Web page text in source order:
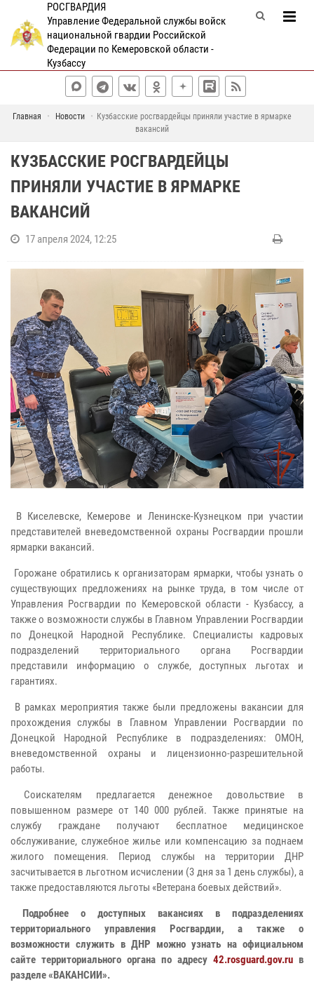
РОСГВАРДИЯ
Управление Федеральной службы войск
национальной гвардии Российской
Федерации по Кемеровской области -
Кузбассу
Главная Новости
Кузбасские росгвардейцы приняли участие в ярмарке
вакансий
КУЗБАССКИЕ РОСГВАРДЕЙЦЫ
ПРИНЯЛИ УЧАСТИЕ В ЯРМАРКЕ
ВАКАНСИЙ
17 апреля 2024, 12:25
В Киселевске, Кемерове и Ленинске-Кузнецком при участии
представителей вневедомственной охраны Росгвардии прошли
ярмарки вакансий.
Горожане обратились к организаторам ярмарки, чтобы узнать о
существующих предложениях на рынке труда, в том числе от
Управления Росгвардии по Кемеровской области - Кузбассу, а
также о возможности службы в Главном Управлении Росгвардии
по Донецкой Народной Республике. Специалисты кадровых
подразделений территориального органа Росгвардии
представили информацию о службе, доступных льготах и
гарантиях.
В рамках мероприятия также были предложены вакансии для
прохождения службы в Главном Управлении Росгвардии по
Донецкой Народной Республике в подразделениях: ОМОН,
вневедомственной охраны и лицензионно-разрешительной
работы.
Соискателям предлагается денежное довольствие в
повышенном размере от 140 000 рублей. Также принятые на
службу граждане получают бесплатное медицинское
обслуживание, служебное жилье или компенсацию за поднаем
жилого помещения. Период службы на территории ДНР
засчитывается в льготном исчислении (3 дня за 1 день службы), а
также предоставляются льготы «Ветерана боевых действий».
Подробнее о доступных вакансиях в подразделениях
территориального управления Росгвардии, а также о
возможности служить в ДНР можно узнать на официальном
сайте территориального органа по адресу 42.rosguard.gov.ru в
разделе «ВАКАНСИИ».